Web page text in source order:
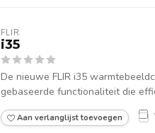
FLIR
i35
De nieuwe FLIR i35
gebaseerde functionaliteit die
Aan verlanglijst toevoegen